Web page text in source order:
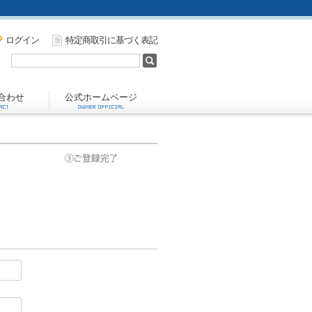
ログイン 特定商取引に基づく表記
わせ 公式ホームページ